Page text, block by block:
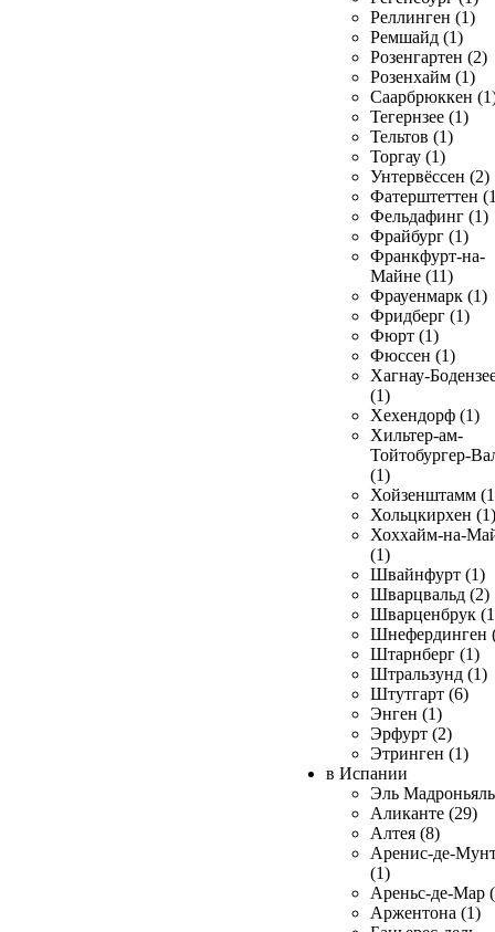
Реллинген (1)
Ремшайд (1)
Розенгартен (2)
Розенхайм (1)
Саарбрюккен
Тегернзее (1)
Тельтов (1)
Торгау (1)
Унтервёссен (2)
Фатерштеттен
Фельдафинг (1)
Фрайбург (1)
Франкфурт-на-
Майне (11)
Фрауенмарк (1)
Фридберг (1)
Фюрт (1)
Фюссен (1)
Хагнау-
(1)
Хехендорф (1)
Хильтер-ам-
Тойтобургер-
(1)
Хойзенштамм
Хольцкирхен (1)
Хоххайм-на-
(1)
Швайнфурт (1)
Шварцвальд (2)
Шварценбрук
Шнефердинген
Штарнберг (1)
Штральзунд (1)
Штутгарт (6)
Энген (1)
Эрфурт (2)
Этринген (1)
в Испании
Эль
Аликанте (29)
Алтея (8)
Аренис-де-
(1)
Ареньс-де-Мар
Аржентона (1)